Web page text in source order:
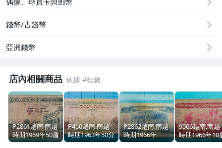
錢幣/古錢幣
亞洲錢幣
店內相關商品
P2861越南·南越
時期1969年50盾
（品差）
P450越南.南越
時期1963年50分
紙鈔(有黃.邊有
P2862越南.南越
時期1966年
20XU紙鈔
9566越南.南越
時期1966年10
紙鈔